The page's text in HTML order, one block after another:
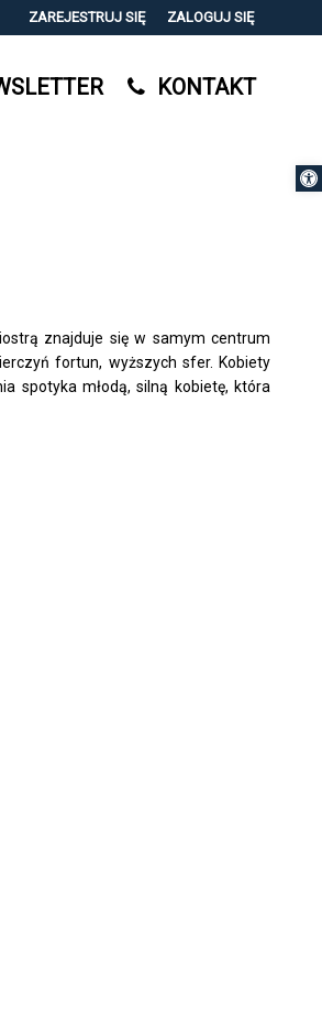
ZAREJESTRUJ SIĘ ZALOGUJ SIĘ
14
KONTAKT
znajduje się w samym centrum
fortun, wyższych sfer. Kobiety
spotyka młodą, silną kobietę, która